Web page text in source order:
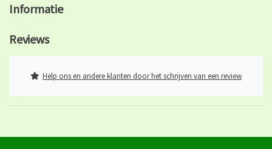
Informatie
Reviews
Help ons en andere klanten door het schrijven van een review